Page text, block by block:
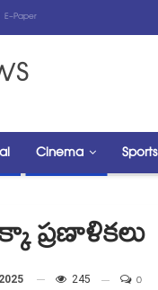
E-Paper
Cinema Sports
ప్రణాళికలు
245 0